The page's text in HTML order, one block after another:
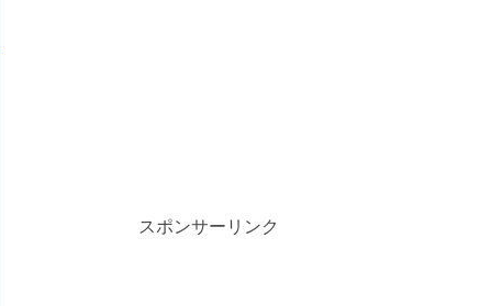
スポンサーリンク